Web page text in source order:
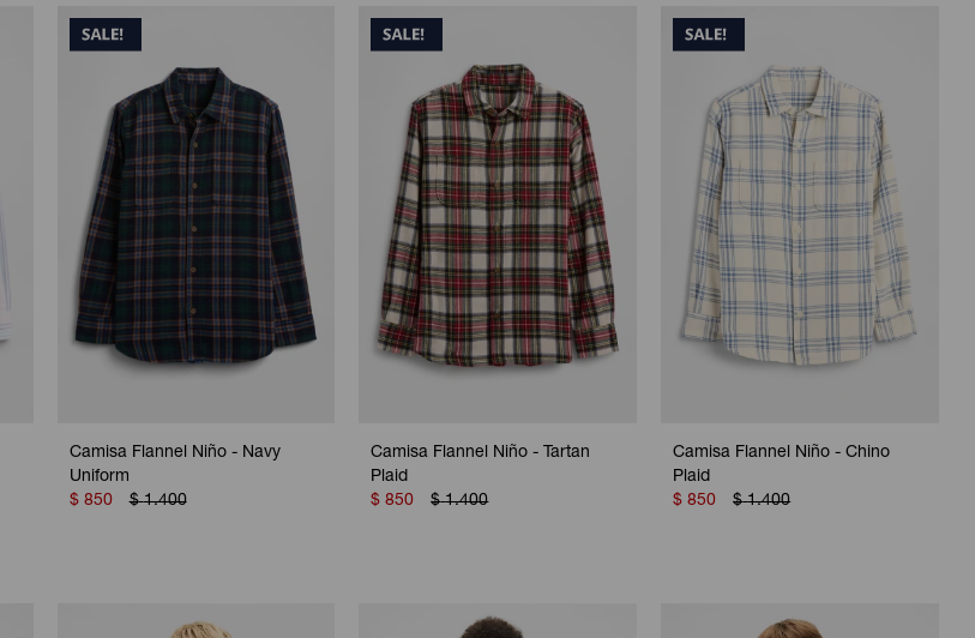
Camisa Flannel Niño - Navy
Uniform
$ 850 $ 1.400
Camisa Flannel Niño - Tartan
Plaid
$ 850 $ 1.400
Camisa Flannel Niño - Chino
Plaid
$ 850 $ 1.400